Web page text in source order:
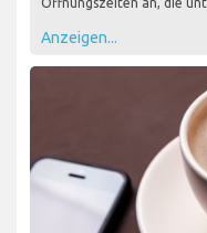
Öffnungszeiten an, die
Anzeigen...